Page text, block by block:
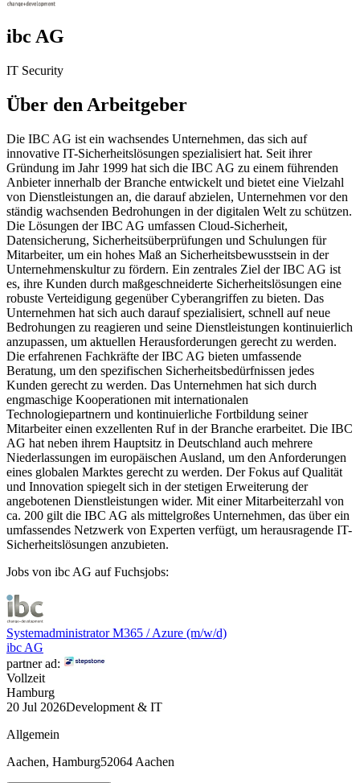
ibc AG
IT Security
Über den Arbeitgeber
Die IBC AG ist ein wachsendes Unternehmen, das sich auf
innovative IT-Sicherheitslösungen spezialisiert hat. Seit ihrer
Gründung im Jahr 1999 hat sich die IBC AG zu einem führenden
Anbieter innerhalb der Branche entwickelt und bietet eine Vielzahl
von Dienstleistungen an, die darauf abzielen, Unternehmen vor den
ständig wachsenden Bedrohungen in der digitalen Welt zu schützen.
Die Lösungen der IBC AG umfassen Cloud-Sicherheit,
Datensicherung, Sicherheitsüberprüfungen und Schulungen für
Mitarbeiter, um ein hohes Maß an Sicherheitsbewusstsein in der
Unternehmenskultur zu fördern. Ein zentrales Ziel der IBC AG ist
es, ihre Kunden durch maßgeschneiderte Sicherheitslösungen eine
robuste Verteidigung gegenüber Cyberangriffen zu bieten. Das
Unternehmen hat sich auch darauf spezialisiert, schnell auf neue
Bedrohungen zu reagieren und seine Dienstleistungen kontinuierlich
anzupassen, um aktuellen Herausforderungen gerecht zu werden.
Die erfahrenen Fachkräfte der IBC AG bieten umfassende
Beratung, um den spezifischen Sicherheitsbedürfnissen jedes
Kunden gerecht zu werden. Das Unternehmen hat sich durch
engmaschige Kooperationen mit internationalen
Technologiepartnern und kontinuierliche Fortbildung seiner
Mitarbeiter einen exzellenten Ruf in der Branche erarbeitet. Die IBC
AG hat neben ihrem Hauptsitz in Deutschland auch mehrere
Niederlassungen im europäischen Ausland, um den Anforderungen
eines globalen Marktes gerecht zu werden. Der Fokus auf Qualität
und Innovation spiegelt sich in der stetigen Erweiterung der
angebotenen Dienstleistungen wider. Mit einer Mitarbeiterzahl von
ca. 200 gilt die IBC AG als mittelgroßes Unternehmen, das über ein
umfassendes Netzwerk von Experten verfügt, um herausragende IT-
Sicherheitslösungen anzubieten.
Jobs von ibc AG auf Fuchsjobs:
Systemadministrator M365 / Azure (m/w/d)
ibc AG
partner ad:
Vollzeit
Hamburg
20 Jul 2026Development & IT
Allgemein
Aachen, Hamburg52064 Aachen